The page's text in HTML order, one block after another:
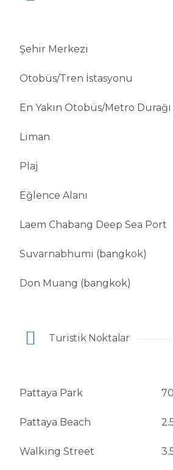
Şehir Merkezi
Otobüs/Tren İstasyonu
En Yakın Otobüs/Metro Durağı
Liman
Plaj
Eğlence Alanı
Laem Chabang Deep Sea Port
Suvarnabhumi (bangkok)
Don Muang (bangkok)
Turistik Noktalar
Pattaya Park
Pattaya Beach
Walking Street